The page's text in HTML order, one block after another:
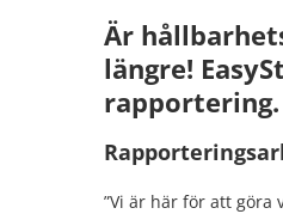
Är
längre!
rapportering.
”Vi är här för att göra